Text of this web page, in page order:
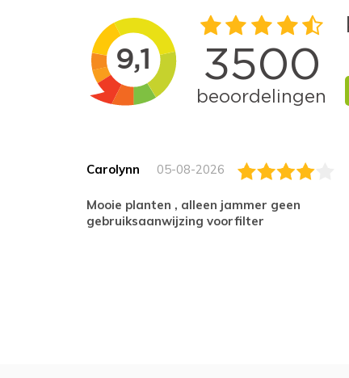
Carolynn 05-08-2026
Mooie planten , alleen jammer geen
gebruiksaanwijzing voorfilter